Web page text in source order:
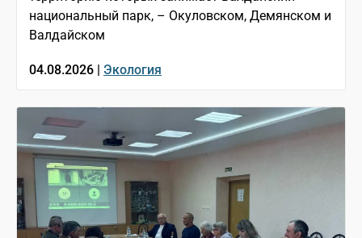
национальный парк, – Окуловском, Демянском и
Валдайском
04.08.2026 | Экология